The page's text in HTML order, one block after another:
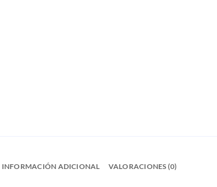
INFORMACIÓN ADICIONAL VALORACIONES (0)